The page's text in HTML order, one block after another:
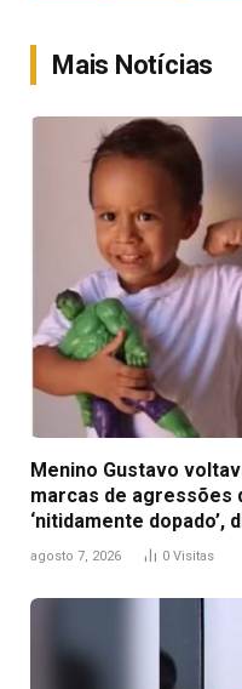
Mais Notícias
Menino Gustavo
marcas de agressões
‘nitidamente dopado’,
agosto 7, 2026 0 Visitas